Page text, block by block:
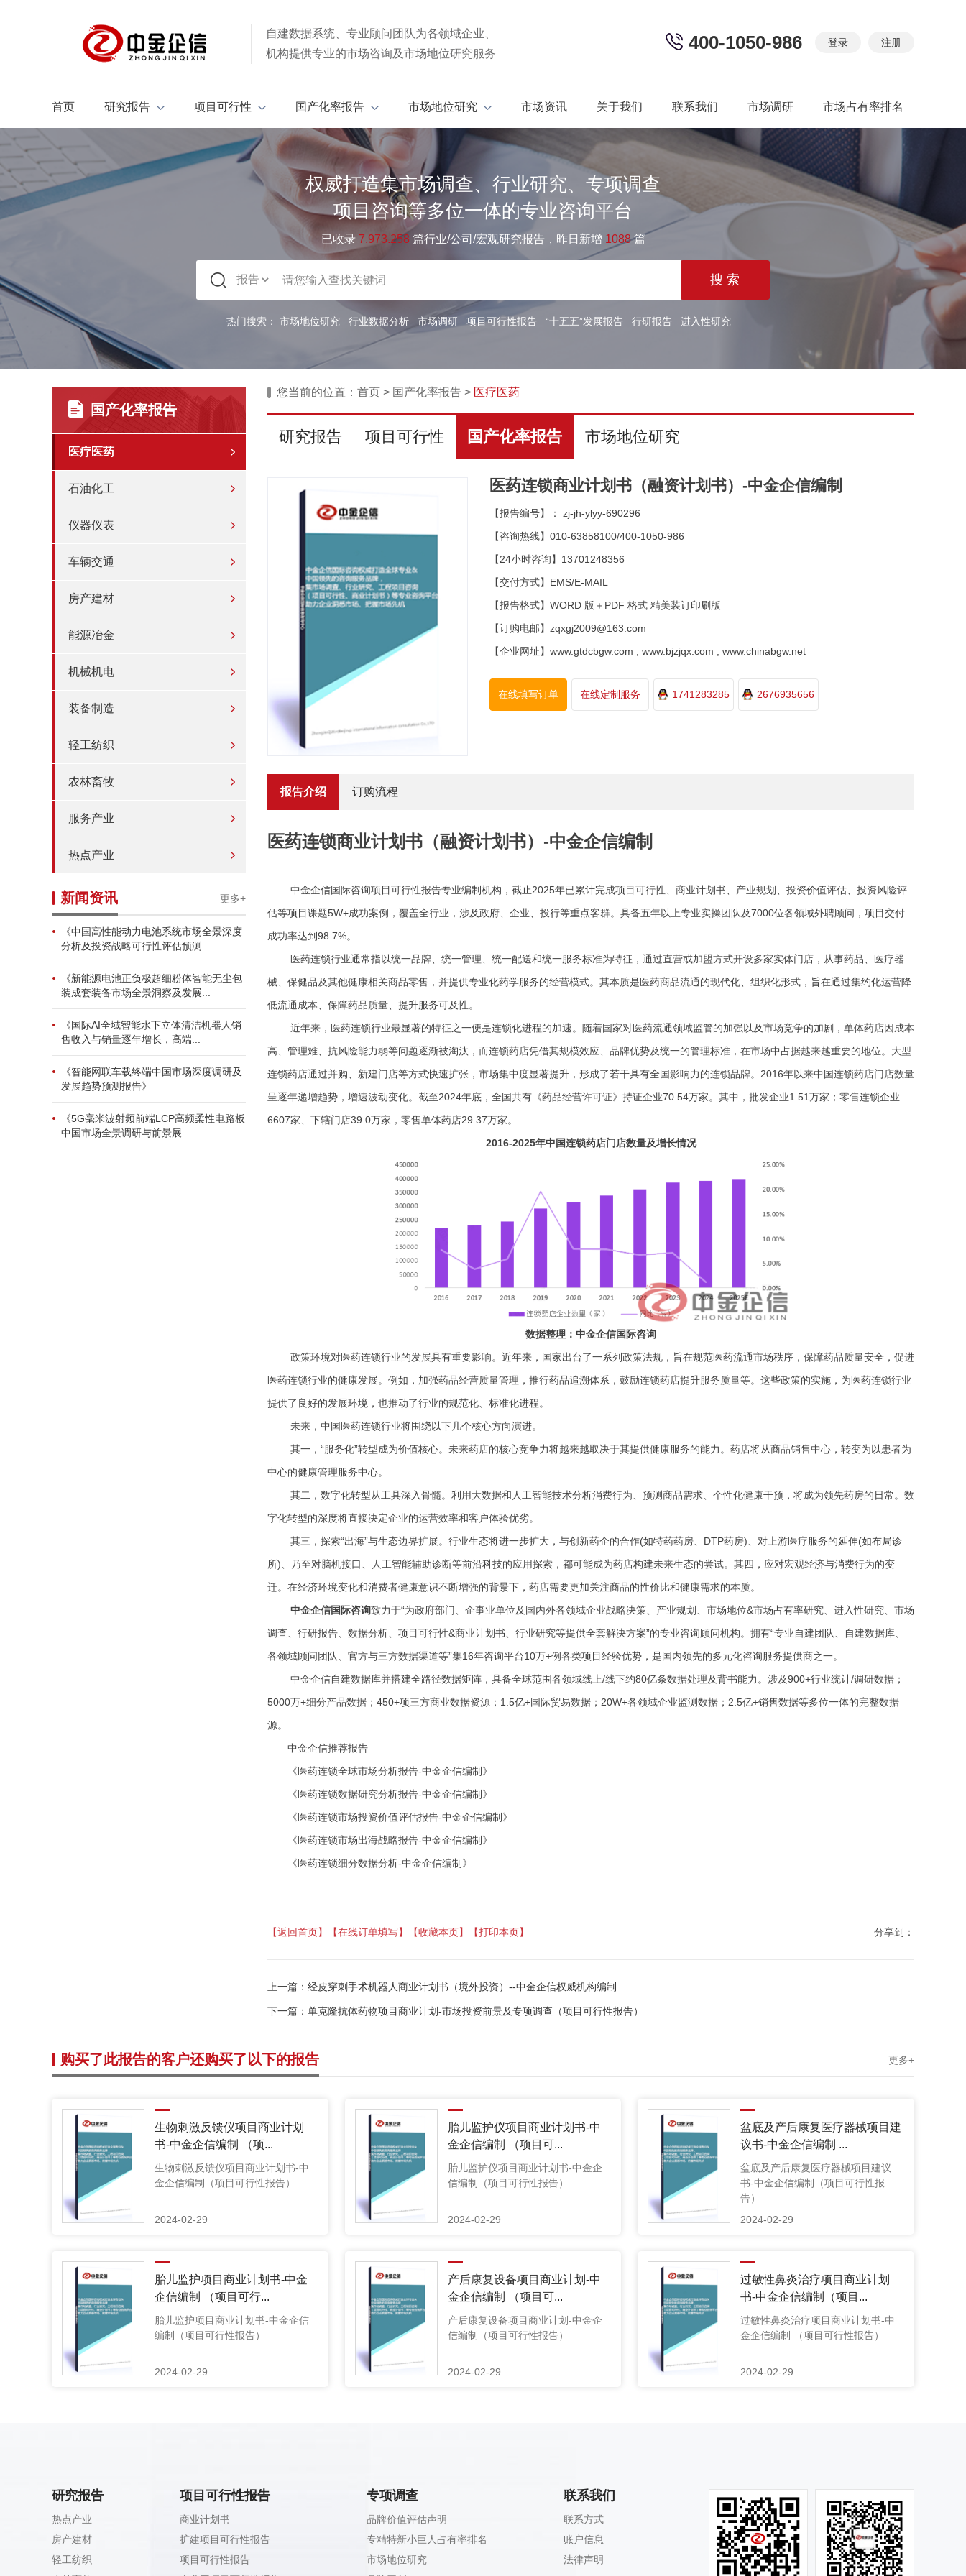
自建数据系统、专业顾问团队为各领域企业、
机构提供专业的市场咨询及市场地位研究服务
登录 注册
400-1050-986
首页 研究报告 项目可行性 国产化率报告 市场地位研究 市场资讯 关于我们 联系我们 市场调研 市场占有率排名
权威打造集市场调查、行业研究、专项调查
项目咨询等多位一体的专业咨询平台
已收录 7.973.258 篇行业/公司/宏观研究报告，昨日新增 1088篇
热门搜索： 市场地位研究 行业数据分析 市场调研 项目可行性报告 “十五五”发展报告 行研报告 进入性研究
国产化率报告
医疗医药
石油化工
仪器仪表
车辆交通
房产建材
能源冶金
机械机电
装备制造
轻工纺织
农林畜牧
服务产业
热点产业
新闻资讯 更多+
《中国高性能动力电池系统市场全景深度
分析及投资战略可行性评估预测...
《新能源电池正负极超细粉体智能无尘包
装成套装备市场全景洞察及发展...
《国际AI全域智能水下立体清洁机器人销
售收入与销量逐年增长，高端...
《智能网联车载终端中国市场深度调研及
发展趋势预测报告》
《5G毫米波射频前端LCP高频柔性电路板
中国市场全景调研与前景展...
您当前的位置： 首页 > 国产化率报告 > 医疗医药
研究报告 项目可行性 国产化率报告 市场地位研究
医药连锁商业计划书（融资计划书）-中金企信编制
【报告编号】： zj-jh-ylyy-690296
【咨询热线】010-63858100/400-1050-986
【24小时咨询】13701248356
【交付方式】EMS/E-MAIL
【报告格式】WORD 版＋PDF 格式 精美装订印刷版
【订购电邮】zqxgj2009@163.com
【企业网址】www.gtdcbgw.com , www.bjzjqx.com , www.chinabgw.net
在线填写订单 在线定制服务 1741283285 2676935656
报告介绍 订购流程
医药连锁商业计划书（融资计划书）-中金企信编制
中金企信国际咨询项目可行性报告专业编制机构，截止2025年已累计完成项目可行性、商业计划书、产业规划、投资价值评估、投资风险评
估等项目课题5W+成功案例，覆盖全行业，涉及政府、企业、投行等重点客群。具备五年以上专业实操团队及7000位各领域外聘顾问，项目交付
成功率达到98.7%。
医药连锁行业通常指以统一品牌、统一管理、统一配送和统一服务标准为特征，通过直营或加盟方式开设多家实体门店，从事药品、医疗器
械、保健品及其他健康相关商品零售，并提供专业化药学服务的经营模式。其本质是医药商品流通的现代化、组织化形式，旨在通过集约化运营降
低流通成本、保障药品质量、提升服务可及性。
近年来，医药连锁行业最显著的特征之一便是连锁化进程的加速。随着国家对医药流通领域监管的加强以及市场竞争的加剧，单体药店因成本
高、管理难、抗风险能力弱等问题逐渐被淘汰，而连锁药店凭借其规模效应、品牌优势及统一的管理标准，在市场中占据越来越重要的地位。大型
连锁药店通过并购、新建门店等方式快速扩张，市场集中度显著提升，形成了若干具有全国影响力的连锁品牌。 2016年以来中国连锁药店门店数量
呈逐年递增趋势，增速波动变化。截至2024年底，全国共有《药品经营许可证》持证企业70.54万家。其中，批发企业1.51万家；零售连锁企业
6607家、下辖门店39.0万家，零售单体药店29.37万家。
2016-2025年中国连锁药店门店数量及增长情况
数据整理：中金企信国际咨询
政策环境对医药连锁行业的发展具有重要影响。近年来，国家出台了一系列政策法规，旨在规范医药流通市场秩序，保障药品质量安全，促进
医药连锁行业的健康发展。例如，加强药品经营质量管理，推行药品追溯体系，鼓励连锁药店提升服务质量等。这些政策的实施，为医药连锁行业
提供了良好的发展环境，也推动了行业的规范化、标准化进程。
未来，中国医药连锁行业将围绕以下几个核心方向演进。
其一， “服务化”转型成为价值核心。未来药店的核心竞争力将越来越取决于其提供健康服务的能力。药店将从商品销售中心，转变为以患者为
中心的健康管理服务中心。
其二，数字化转型从工具深入骨髓。利用大数据和人工智能技术分析消费行为、预测商品需求、个性化健康干预，将成为领先药房的日常。数
字化转型的深度将直接决定企业的运营效率和客户体验优劣。
其三，探索“出海”与生态边界扩展。行业生态将进一步扩大，与创新药企的合作(如特药药房、DTP药房)、对上游医疗服务的延伸(如布局诊
所)、乃至对脑机接口、人工智能辅助诊断等前沿科技的应用探索，都可能成为药店构建未来生态的尝试。其四，应对宏观经济与消费行为的变
迁。在经济环境变化和消费者健康意识不断增强的背景下，药店需要更加关注商品的性价比和健康需求的本质。
中金企信国际咨询致力于“为政府部门 、企事业单位及国内外各领域企业战略决策、产业规划、市场地位&市场占有率研究、进入性研究、市场
调查、行研报告、数据分析、项目可行性&商业计划书、行业研究等提供全套解决方案”的专业咨询顾问机构。拥有“专业自建团队、自建数据库、
各领域顾问团队、官方与三方数据渠道等”集16年咨询平台10万+例各类项目经验优势， 是国内领先的多元化咨询服务提供商之一。
中金企信自建数据库并搭建全路径数据矩阵，具备全球范围各领域线上/线下约80亿条数据处理及背书能力。涉及900+行业统计/调研数据；
5000万+细分产品数据；450+项三方商业数据资源；1.5亿+国际贸易数据；20W+各领域企业监测数据；2.5亿+销售数据等多位一体的完整数据
源。
中金企信推荐报告
《医药连锁全球市场分析报告-中金企信编制》
《医药连锁数据研究分析报告-中金企信编制》
《医药连锁市场投资价值评估报告-中金企信编制》
《医药连锁市场出海战略报告-中金企信编制》
《医药连锁细分数据分析-中金企信编制 》
【返回首页】 【在线订单填写】 【收藏本页】 【打印本页】 分享到：
上一篇： 经皮穿刺手术机器人商业计划书（境外投资）--中金企信权威机构编制
下一篇： 单克隆抗体药物项目商业计划-市场投资前景及专项调查（项目可行性报告）
购买了此报告的客户还购买了以下的报告 更多+
生物刺激反馈仪项目商业计划
书-中金企信编制 （项...
生物刺激反馈仪项目商业计划书-中
金企信编制（项目可行性报告）
2024-02-29
胎儿监护仪项目商业计划书-中
金企信编制 （项目可...
胎儿监护仪项目商业计划书-中金企
信编制（项目可行性报告）
2024-02-29
盆底及产后康复医疗器械项目建
议书-中金企信编制 ...
盆底及产后康复医疗器械项目建议
书-中金企信编制（项目可行性报
告）
2024-02-29
胎儿监护项目商业计划书-中金
企信编制 （项目可行...
胎儿监护项目商业计划书-中金企信
编制（项目可行性报告）
2024-02-29
产后康复设备项目商业计划-中
金企信编制 （项目可...
产后康复设备项目商业计划-中金企
信编制（项目可行性报告）
2024-02-29
过敏性鼻炎治疗项目商业计划
书-中金企信编制（项目...
过敏性鼻炎治疗项目商业计划书-中
金企信编制 （项目可行性报告）
2024-02-29
研究报告
热点产业
房产建材
轻工纺织
项目可行性报告
商业计划书
扩建项目可行性报告
项目可行性报告
专项调查
品牌价值评估声明
专精特新小巨人占有率排名
市场地位研究
联系我们
联系方式
账户信息
法律声明